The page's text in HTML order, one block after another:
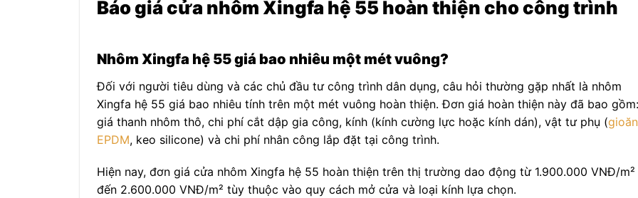
Báo giá cửa nhôm Xingfa hệ 55 hoàn thiện cho công trình
Nhôm Xingfa hệ 55 giá bao nhiêu một mét vuông?
Đối với người tiêu dùng và các chủ đầu tư công trình dân dụng, câu hỏi thường gặp nhất là nhôm
Xingfa hệ 55 giá bao nhiêu tính trên một mét vuông hoàn thiện. Đơn giá hoàn thiện này đã bao gồm:
giá thanh nhôm thô, chi phí cắt dập gia công, kính (kính cường lực hoặc kính dán), vật tư phụ (
EPDM, keo silicone) và chi phí nhân công lắp đặt tại công trình.
Hiện nay, đơn giá cửa nhôm Xingfa hệ 55 hoàn thiện trên thị trường dao động từ 1.900.000 VNĐ/m²
đến 2.600.000 VNĐ/m² tùy thuộc vào quy cách mở cửa và loại kính lựa chọn.